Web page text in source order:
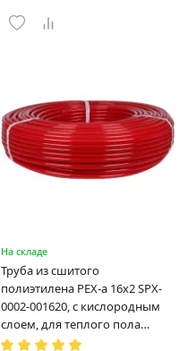
На складе
Труба из сшитого
полиэтилена PEX-a 16х2 SPX-
0002-001620, с кислородным
слоем, для теплого пола
(Испания)